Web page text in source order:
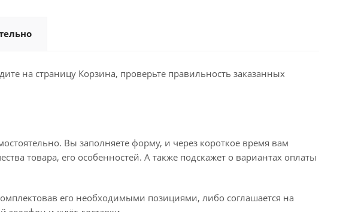
на страницу Корзина, проверьте правильность заказанных
Вы заполняете форму, и через короткое время вам
товара, его особенностей. А также подскажет о вариантах оплаты
его необходимыми позициями, либо соглашается на